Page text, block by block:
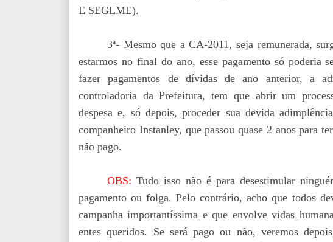
E SEGLME).
3ª- Mesmo que a CA-2011, seja remunerada,
estarmos no final do ano, esse pagamento só poderia
fazer pagamentos de dívidas de ano anterior, a
controladoria da Prefeitura, tem que abrir um
despesa e, só depois, proceder sua devida
companheiro Instanley, que passou quase 2 anos para
não pago.
OBS: Tudo isso não é para desestimular
pagamento ou folga. Pelo contrário, acho que todos
campanha importantíssima e que envolve vidas
entes queridos. Se será pago ou não, veremos